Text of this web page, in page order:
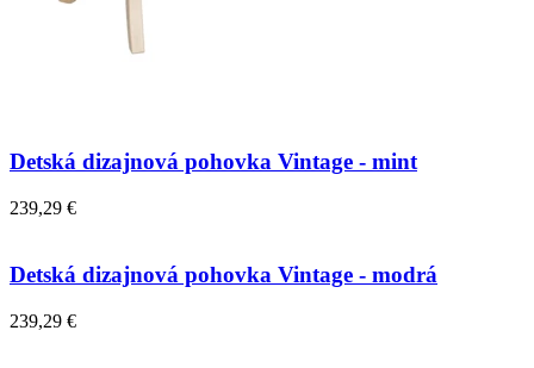
Detská dizajnová pohovka Vintage - mint
239,29 €
Detská dizajnová pohovka Vintage - modrá
239,29 €